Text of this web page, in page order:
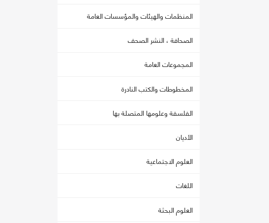
المنظمات والهيئات والمؤسسات العامة
الصحافة ، النشر الصحف
المجموعات العامة
المخطوطات والكتب النادرة
الفلسفة وعلومها المتصلة بها
الأديان
العلوم الاجتماعية
اللغات
العلوم البحثة